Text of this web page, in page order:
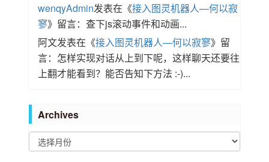
wenqyAdmin发表在《接入图灵机器人—何以寂
寥》留言：查下js滚动事件和动画...
阿文发表在《接入图灵机器人—何以寂寥》留
言：怎样实现对话从上到下呢，这样聊天还要往
上翻才能看到？能否告知下方法 :-)...
Archives
r